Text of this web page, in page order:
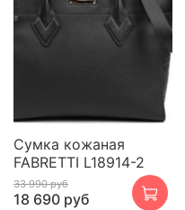
Сумка кожаная
FABRETTI L18914-2
33 990 руб
18 690 руб